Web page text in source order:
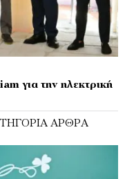
για την ηλεκτρική
ΆΡΘΡΑ